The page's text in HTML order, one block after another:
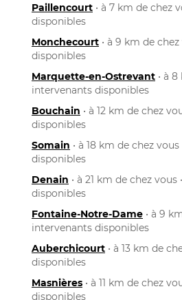
Paillencourt • à 7 km de chez
disponibles
Monchecourt • à 9 km de
disponibles
Marquette-en-Ostrevant • à
intervenants disponibles
Bouchain • à 12 km de chez
disponibles
Somain • à 18 km de chez
disponibles
Denain • à 21 km de chez vous
disponibles
Fontaine-Notre-Dame • à 9
intervenants disponibles
Auberchicourt • à 13 km de
disponibles
Masnières • à 11 km de chez
disponibles